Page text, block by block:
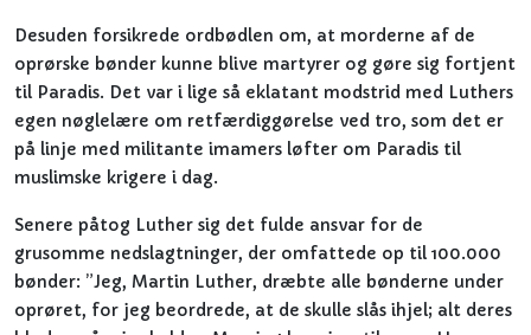
Desuden forsikrede ordbødlen om, at morderne af de
oprørske bønder kunne blive martyrer og gøre sig fortjent
til Paradis. Det var i lige så eklatant modstrid med Luthers
egen nøglelære om retfærdiggørelse ved tro, som det er
på linje med militante imamers løfter om Paradis til
muslimske krigere i dag.
Senere påtog Luther sig det fulde ansvar for de
grusomme nedslagtninger, der omfattede op til 100.000
bønder: ”Jeg, Martin Luther, dræbte alle bønderne under
oprøret, for jeg beordrede, at de skulle slås ihjel; alt deres